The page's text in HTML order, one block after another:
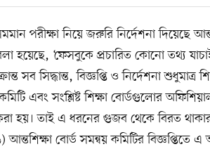
পরীক্ষা নিয়ে জরুরি নির্দেশনা দিয়েছে
হয়েছে, ‘ফেসবুকে প্রচারিত কোনো তথ্য
সব সিদ্ধান্ত, বিজ্ঞপ্তি ও নির্দেশনা শুধুমাত্র
এবং সংশ্লিষ্ট শিক্ষা বোর্ডগুলোর
হয়। তাই এ ধরনের গুজব থেকে বিরত
বোর্ড সমন্বয় কমিটির বিজ্ঞপ্তিতে